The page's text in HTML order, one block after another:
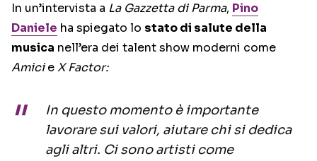
In un’intervista a La Gazzetta di Parma, Pino
Daniele ha spiegato lo stato di salute della
musica nell’era dei talent show moderni come
AmicieX Factor:
In questo momento è importante
lavorare sui valori, aiutare chi si dedica
agli altri. Ci sono artisti come